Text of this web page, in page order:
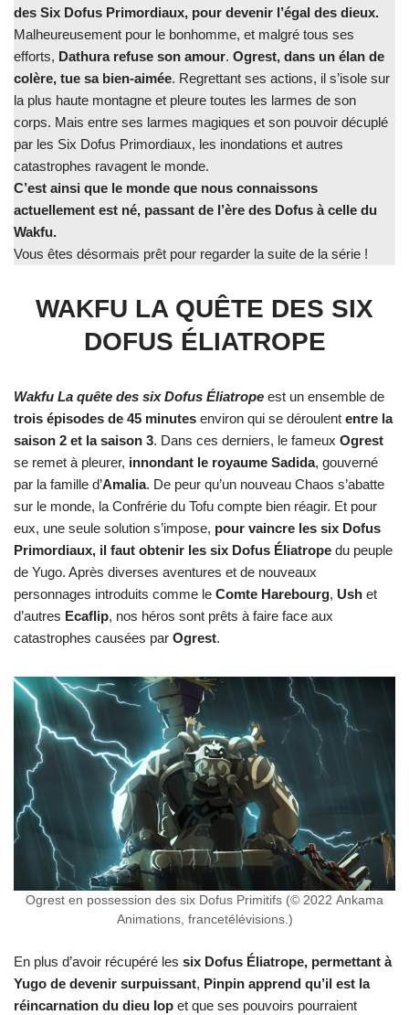
des Six Dofus Primordiaux, pour devenir l’égal des dieux.
Malheureusement pour le bonhomme, et malgré tous ses
efforts, Dathura refuse son amour. Ogrest, dans un élan de
colère, tue sa bien-aimée. Regrettant ses actions, il s’isole sur
la plus haute montagne et pleure toutes les larmes de son
corps. Mais entre ses larmes magiques et son pouvoir décuplé
par les Six Dofus Primordiaux, les inondations et autres
catastrophes ravagent le monde.
C’est ainsi que le monde que nous connaissons
actuellement est né, passant de l’ère des Dofus à celle du
Wakfu.
Vous êtes désormais prêt pour regarder la suite de la série !
WAKFU LA QUÊTE DES SIX
DOFUS ÉLIATROPE
Wakfu La quête des six Dofus Éliatrope est un ensemble de
trois épisodes de 45 minutes environ qui se déroulent entre la
saison 2 et la saison 3. Dans ces derniers, le fameux Ogrest
se remet à pleurer, innondant le royaume Sadida, gouverné
par la famille d’Amalia. De peur qu’un nouveau Chaos s’abatte
sur le monde, la Confrérie du Tofu compte bien réagir. Et pour
eux, une seule solution s’impose, pour vaincre les six Dofus
Primordiaux, il faut obtenir les six Dofus Éliatrope du peuple
de Yugo. Après diverses aventures et de nouveaux
personnages introduits comme le Comte Harebourg, Ush et
d’autres Ecaflip, nos héros sont prêts à faire face aux
catastrophes causées par Ogrest.
Ogrest en possession des six Dofus Primitifs (© 2022 Ankama
Animations, francetélévisions.)
En plus d’avoir récupéré les six Dofus Éliatrope, permettant à
Yugo de devenir surpuissant, Pinpin apprend qu’il est la
réincarnation du dieu Iop et que ses pouvoirs pourraient